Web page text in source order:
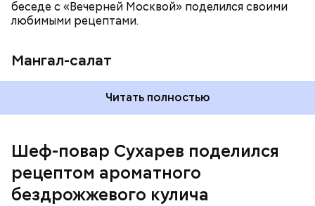
беседе с «Вечерней Москвой» поделился своими
любимыми рецептами.
Мангал-салат
Читать полностью
Шеф-повар Сухарев поделился
рецептом ароматного
бездрожжевого кулича
— Этот вариант кулича не содержит дрожжей,
поэтому люди, которые любят сидеть на диете,
оценят его.